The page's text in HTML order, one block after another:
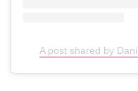
A post shared by